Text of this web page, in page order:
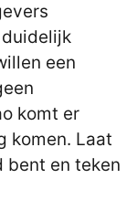
een
komt er
komen. Laat
bent en teken